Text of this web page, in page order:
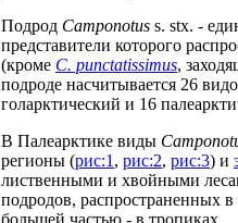
Подрод Camponotus s. stx. -
представители которого
(кроме C. punctatissimus,
подроде насчитывается 26
голарктический и 16
В Палеарктике виды
регионы (рис:1 , рис:2, рис:3) и
лиственными и хвойными
подродов, распространенных